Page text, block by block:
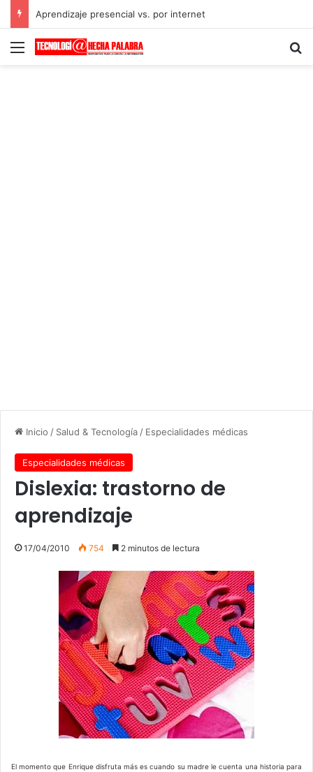
Aprendizaje presencial vs. por internet
Menú
Inicio / Salud & Tecnología / Especialidades médicas
Especialidades médicas
Dislexia: trastorno de
aprendizaje
17/04/2010 754 2 minutos de lectura
El momento que Enrique disfruta más es cuando su madre le cuenta una historia para